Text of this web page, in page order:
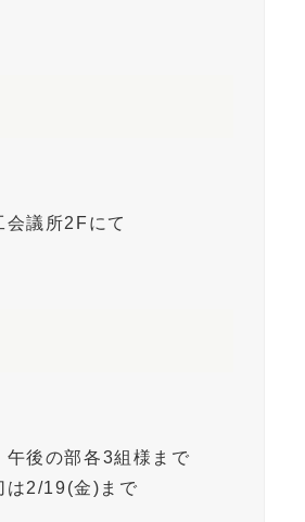
会議所2Fにて
午後の部各3組様まで
は2/19(金)まで